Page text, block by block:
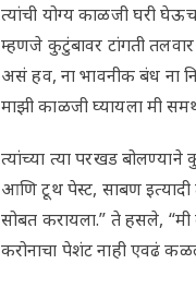
त्यांची योग्य काळजी घरी
म्हणजे कुटुंबावर टांगती तलवार
असं हव, ना भावनीक बंध ना
माझी काळजी घ्यायला मी
त्यांच्या त्या परखड
आणि टूथ पेस्ट, साबण इत्यादी
सोबत करायला.” ते हसले,
करोनाचा पेशंट नाही एवढं